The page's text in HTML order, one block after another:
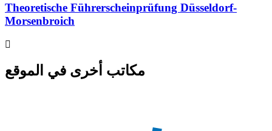
Theoretische Führerscheinprüfung Düsseldorf-
Morsenbroich
مكاتب أخرى في الموقع